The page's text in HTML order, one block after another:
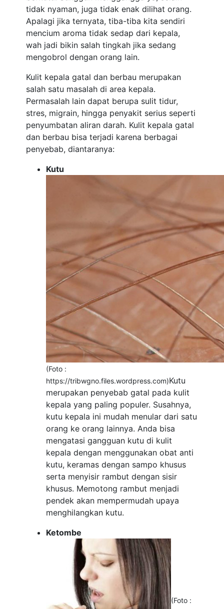
tidak nyaman, juga tidak enak dilihat orang.
Apalagi jika ternyata, tiba-tiba kita sendiri
mencium aroma tidak sedap dari kepala,
wah jadi bikin salah tingkah jika sedang
mengobrol dengan orang lain.
Kulit kepala gatal dan berbau merupakan
salah satu masalah di area kepala.
Permasalah lain dapat berupa sulit tidur,
stres, migrain, hingga penyakit serius seperti
penyumbatan aliran darah. Kulit kepala gatal
dan berbau bisa terjadi karena berbagai
penyebab, diantaranya:
Kutu
(Foto :
https://tribwgno.files.wordpress.com)Kutu
merupakan penyebab gatal pada kulit
kepala yang paling populer. Susahnya,
kutu kepala ini mudah menular dari satu
orang ke orang lainnya. Anda bisa
mengatasi gangguan kutu di kulit
kepala dengan menggunakan obat anti
kutu, keramas dengan sampo khusus
serta menyisir rambut dengan sisir
khusus. Memotong rambut menjadi
pendek akan mempermudah upaya
menghilangkan kutu.
Ketombe
(Foto :